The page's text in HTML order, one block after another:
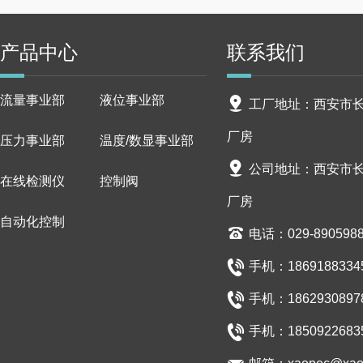
产品中心
流量事业部 液位事业部
压力事业部 温度/数显事业部
在线检测仪 控制阀
自动化控制
联系我们
工厂地址：西安市
厂房
公司地址：西安市
厂房
电话：029-
手机：
手机：
手机：